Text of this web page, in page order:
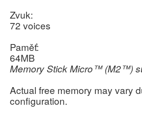
Zvuk:
72 voices
Paměť:
64MB
Memory Stick Micro™ (M2™)
Actual free memory may vary
configuration.